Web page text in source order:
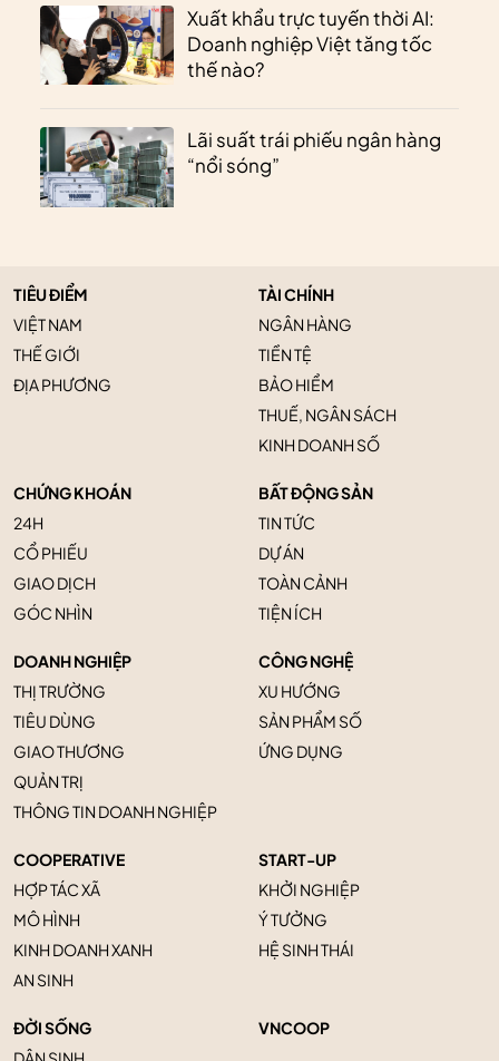
Xuất khẩu trực tuyến thời AI:
Doanh nghiệp Việt tăng tốc
thế nào?
Lãi suất trái phiếu ngân hàng
“nổi sóng”
TIÊU ĐIỂM
VIỆT NAM
THẾ GIỚI
ĐỊA PHƯƠNG
TÀI CHÍNH
NGÂN HÀNG
TIỀN TỆ
BẢO HIỂM
THUẾ, NGÂN SÁCH
KINH DOANH SỐ
CHỨNG KHOÁN
24H
CỔ PHIẾU
GIAO DỊCH
GÓC NHÌN
BẤT ĐỘNG SẢN
TIN TỨC
DỰ ÁN
TOÀN CẢNH
TIỆN ÍCH
DOANH NGHIỆP
THỊ TRƯỜNG
TIÊU DÙNG
GIAO THƯƠNG
QUẢN TRỊ
THÔNG TIN DOANH NGHIỆP
CÔNG NGHỆ
XU HƯỚNG
SẢN PHẨM SỐ
ỨNG DỤNG
COOPERATIVE
HỢP TÁC XÃ
MÔ HÌNH
KINH DOANH XANH
AN SINH
START-UP
KHỞI NGHIỆP
Ý TƯỞNG
HỆ SINH THÁI
ĐỜI SỐNG
VNCOOP